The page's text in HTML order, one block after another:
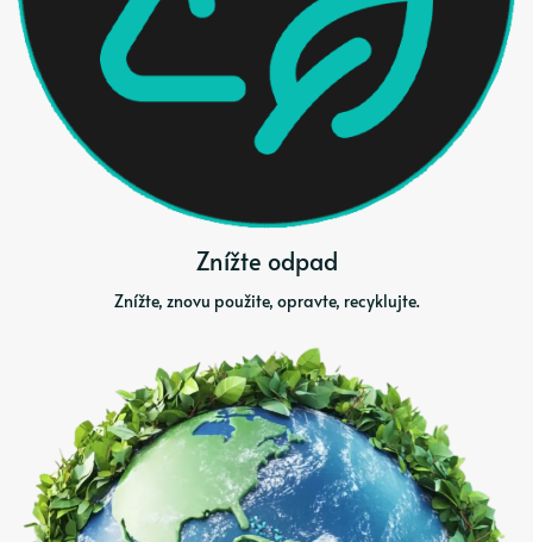
Znížte odpad
Znížte, znovu použite, opravte, recyklujte.